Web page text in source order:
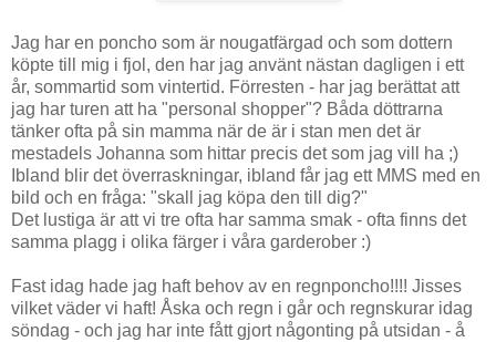
Jag har en poncho som är nougatfärgad och som dottern
köpte till mig i fjol, den har jag använt nästan dagligen i ett
år, sommartid som vintertid. Förresten - har jag berättat att
jag har turen att ha "personal shopper"? Båda döttrarna
tänker ofta på sin mamma när de är i stan men det är
mestadels Johanna som hittar precis det som jag vill ha ;)
Ibland blir det överraskningar, ibland får jag ett MMS med en
bild och en fråga: "skall jag köpa den till dig?"
Det lustiga är att vi tre ofta har samma smak - ofta finns det
samma plagg i olika färger i våra garderober :)
Fast idag hade jag haft behov av en regnponcho!!!! Jisses
vilket väder vi haft! Åska och regn i går och regnskurar idag
söndag - och jag har inte fått gjort någonting på utsidan - å